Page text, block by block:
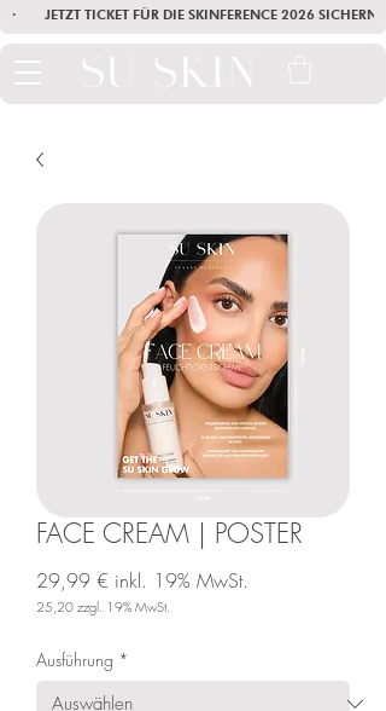
·        JETZT TICKET FÜR DIE SKINFERENCE 2026
FACE CREAM | POSTER
29,99 € inkl. 19% MwSt.
25,20 zzgl. 19% MwSt.
Ausführung *